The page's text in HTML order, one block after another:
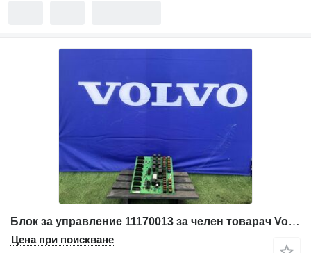
Блок за управление 11170013 за челен товарач Volvo L90E; L70E; L60E; L110E; L50E; L150E; L220E; L180E; L150E; L120E; L110E; L180E; L220D; L50D; L70D; L90D; L120D; L150D; L180D; L180D; L330D; L220E; L150E; L180E; L180E; L330E; L120E; L330D; L220E; L150E; L180E; L180E; L330E; L120E; L330D; L220E; L150E; L180E; L180E; L330E; L120E;
Цена при поискване